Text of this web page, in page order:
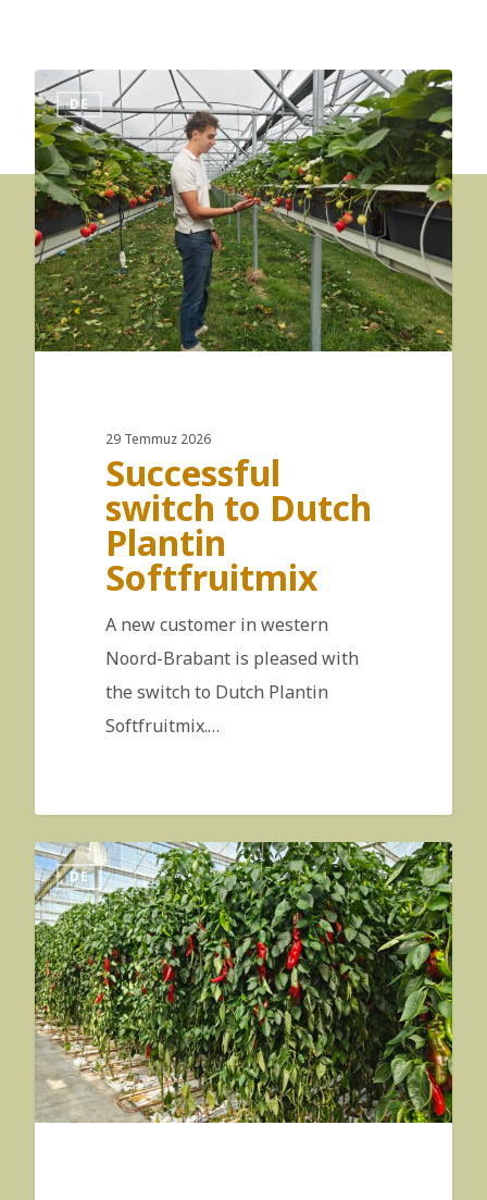
DE
29 Temmuz 2026
Successful
switch to Dutch
Plantin
Softfruitmix
A new customer in western
Noord-Brabant is pleased with
the switch to Dutch Plantin
Softfruitmix.…
DE